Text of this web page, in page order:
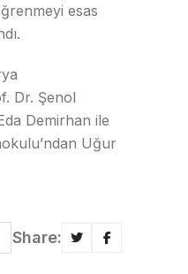
esas
Dr. Şenol
Demirhan ile
Uğur
Share: